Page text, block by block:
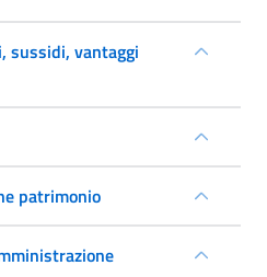
sussidi, vantaggi
patrimonio